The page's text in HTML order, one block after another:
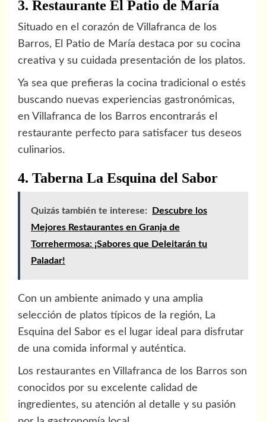
3. Restaurante El Patio de María
Situado en el corazón de Villafranca de los
Barros, El Patio de María destaca por su cocina
creativa y su cuidada presentación de los platos.
Ya sea que prefieras la cocina tradicional o estés
buscando nuevas experiencias gastronómicas,
en Villafranca de los Barros encontrarás el
restaurante perfecto para satisfacer tus deseos
culinarios.
4. Taberna La Esquina del Sabor
Quizás también te interese:
Descubre los
Mejores Restaurantes en Granja de
Torrehermosa: ¡Sabores que Deleitarán tu
Paladar!
Con un ambiente animado y una amplia
selección de platos típicos de la región, La
Esquina del Sabor es el lugar ideal para disfrutar
de una comida informal y auténtica.
Los restaurantes en Villafranca de los Barros son
conocidos por su excelente calidad de
ingredientes, su atención al detalle y su pasión